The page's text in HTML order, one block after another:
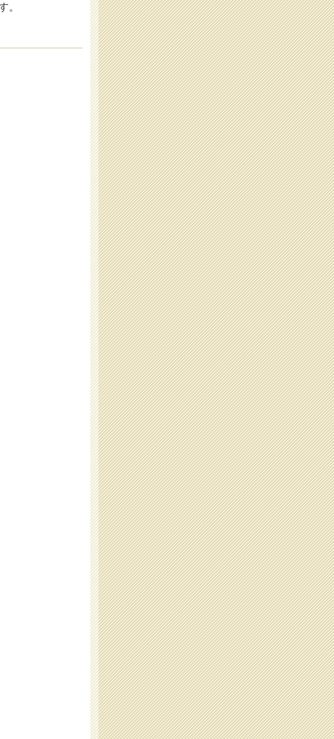
。